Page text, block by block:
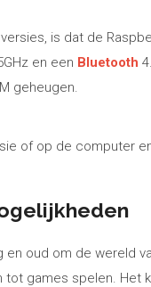
is dat de
en een Bluetooth
geheugen.
of op de computer
oud om de wereld
games spelen. Het